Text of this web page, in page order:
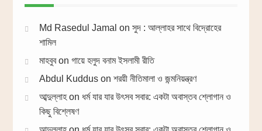
Md Rasedul Jamal on সুদ : আল্লাহর সাথে বিদ্রোহের
শামিল
মাহবুবon গায়ে হলুদ বনাম ইসলামী রীতি
Abdul Kudduson শরয়ী নীতিমালা ও জন্মনিয়ন্ত্রণ
আব্দুল্লাহon ধর্ম যার যার উৎসব সবার: একটা অবাস্তব শ্লোগান ও
কিছু বিশ্লেষণ